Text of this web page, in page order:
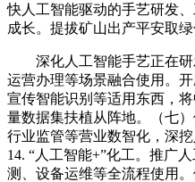
快人工智能驱动的手艺研发
成长。提拔矿山出产平安取绿
深化人工智能手艺正在研
运营办理等场景融合使用。
宣传智能识别等适用东西，
量数据集扶植从阵地。（七
行业监管等营业数智化，深
14. “人工智能+”化工。推广
测、设备运维等全流程使用